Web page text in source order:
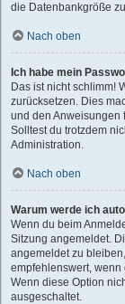
die Datenbankgröße
Nach oben
Ich habe mein
Das ist nicht schlimm!
zurücksetzen. Dies
und den Anweisungen
Solltest du trotzdem
Administration.
Nach oben
Warum werde ich
Wenn du beim
Sitzung angemeldet.
angemeldet zu
empfehlenswert, wenn
Wenn diese Option
ausgeschaltet.